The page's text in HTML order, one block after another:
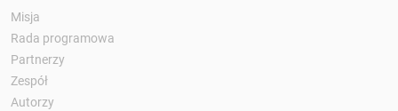
Misja
Rada programowa
Partnerzy
Zespół
Autorzy